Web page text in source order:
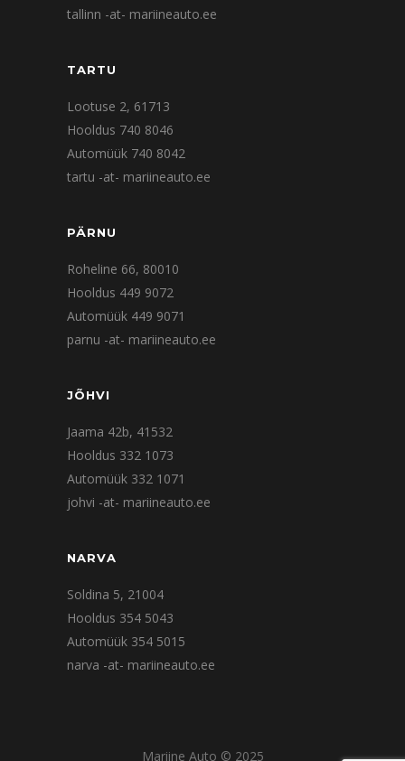
tallinn -at- mariineauto.ee
TARTU
Lootuse 2, 61713
Hooldus 740 8046
Automüük 740 8042
tartu -at- mariineauto.ee
PÄRNU
Roheline 66, 80010
Hooldus 449 9072
Automüük 449 9071
parnu -at- mariineauto.ee
JÕHVI
Jaama 42b, 41532
Hooldus 332 1073
Automüük 332 1071
johvi -at- mariineauto.ee
NARVA
Soldina 5, 21004
Hooldus 354 5043
Automüük 354 5015
narva -at- mariineauto.ee
Mariine Auto © 2025